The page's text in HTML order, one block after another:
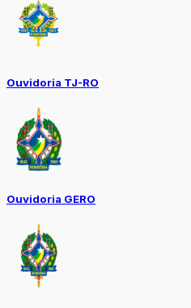
Ouvidoria TJ-RO
Ouvidoria GERO